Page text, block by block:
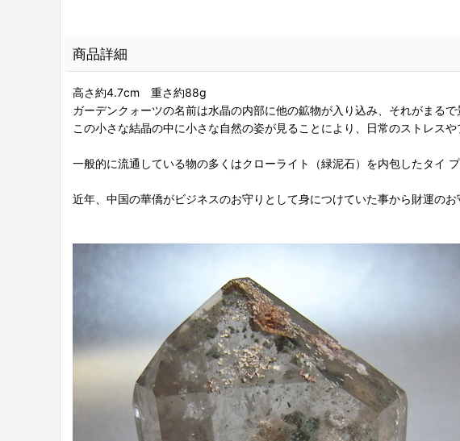
商品詳細
高さ約4.7cm 重さ約88g
ガーデンクォーツの名前は水晶の内部に他の鉱物が入り込み、それがまる
この小さな結晶の中に小さな自然の姿が見ることにより、日常のストレスや
一般的に流通している物の多くはクローライト（緑泥石）を内包したタイ
近年、中国の華僑がビジネスのお守りとして身につけていた事から財運の